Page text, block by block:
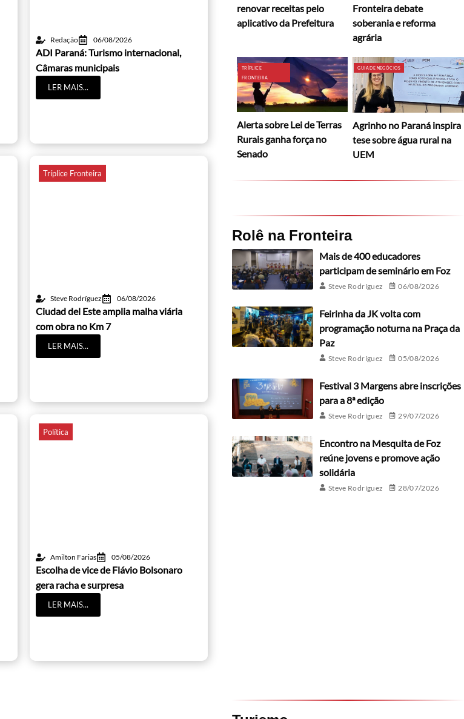
Redação 06/08/2026
ADI Paraná: Turismo internacional,
Câmaras municipais
LER MAIS...
Tríplice Fronteira
Steve Rodríguez 06/08/2026
Ciudad del Este amplia malha viária
com obra no Km 7
LER MAIS...
Política
Amilton Farias 05/08/2026
Escolha de vice de Flávio Bolsonaro
gera racha e surpresa
LER MAIS...
renovar receitas pelo
aplicativo da Prefeitura
Fronteira debate
soberania e reforma
agrária
TRÍPLICE
FRONTEIRA
Alerta sobre Lei de Terras
Rurais ganha força no
Senado
GUIA DE NEGÓCIOS
Agrinho no Paraná inspira
tese sobre água rural na
UEM
Rolê na Fronteira
Mais de 400 educadores
participam de seminário em Foz
Steve Rodríguez 06/08/2026
Feirinha da JK volta com
programação noturna na Praça da
Paz
Steve Rodríguez 05/08/2026
Festival 3 Margens abre inscrições
para a 8ª edição
Steve Rodríguez 29/07/2026
Encontro na Mesquita de Foz
reúne jovens e promove ação
solidária
Steve Rodríguez 28/07/2026